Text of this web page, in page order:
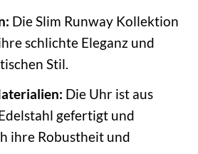
Die Slim Runway Kollektion
schlichte Eleganz und
Stil.
Die Uhr ist aus
gefertigt und
ihre Robustheit und